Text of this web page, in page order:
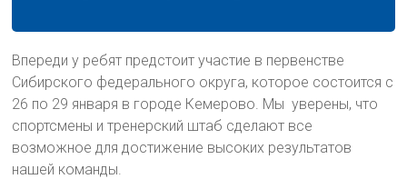
Впереди у ребят предстоит участие в первенстве
Сибирского федерального округа, которое состоится с
26 по 29 января в городе Кемерово. Мы уверены, что
спортсмены и тренерский штаб сделают все
возможное для достижение высоких результатов
нашей команды.